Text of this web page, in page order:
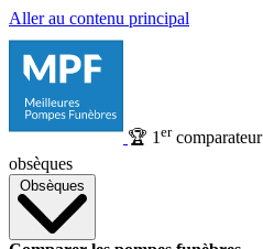
Aller au contenu principal
🏆 1 ercomparateur
obsèques
Obsèques